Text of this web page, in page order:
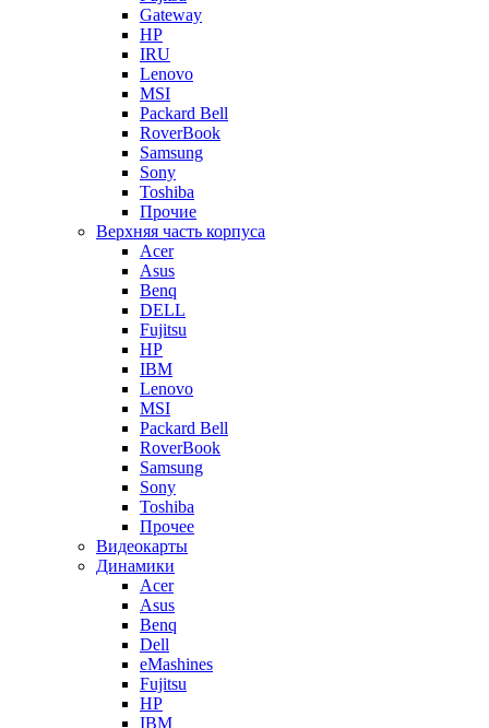
Gateway
HP
IRU
Lenovo
MSI
Packard Bell
RoverBook
Samsung
Sony
Toshiba
Прочие
Верхняя часть корпуса
Acer
Asus
Benq
DELL
Fujitsu
HP
IBM
Lenovo
MSI
Packard Bell
RoverBook
Samsung
Sony
Toshiba
Прочее
Видеокарты
Динамики
Acer
Asus
Benq
Dell
eMashines
Fujitsu
HP
IBM